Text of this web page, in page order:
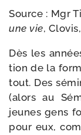
Source : Mgr
une vie,
Dès les
tion de la
tout. Des
(alors au
jeunes gens
pour eux,